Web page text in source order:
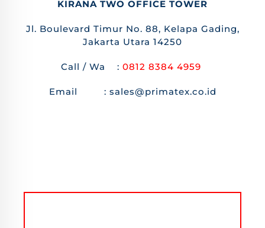
KIRANA TWO OFFICE TOWER
Jl. Boulevard Timur No. 88, Kelapa Gading,
Jakarta Utara 14250
Call / Wa : 0812 8384 4959
Email : sales@primatex.co.id